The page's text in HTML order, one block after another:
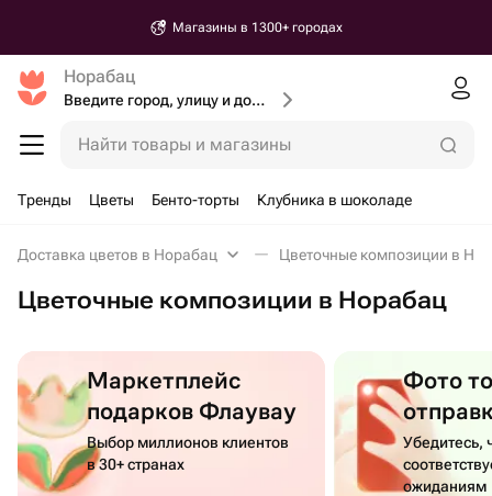
Магазины в 1300+ городах
Норабац
Введите город, улицу и дом доставки
Найти товары и магазины
Тренды Цветы Бенто-торты Клубника в шоколаде
Доставка цветов в Норабац Цветочные композиции в
Цветочные композиции в Норабац
Маркетплейс
подарков Флаувау
Выбор миллионов клиентов
в 30+ странах
Фото
Убедитесь,
ожиданиям